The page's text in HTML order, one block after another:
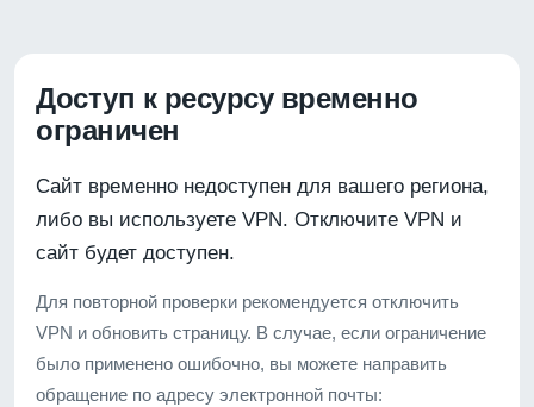
Доступ к ресурсу временно
ограничен
Сайт временно недоступен для вашего региона,
либо вы используете VPN. Отключите VPN и
сайт будет доступен.
Для повторной проверки рекомендуется отключить
VPN и обновить страницу. В случае, если ограничение
было применено ошибочно, вы можете направить
обращение по адресу электронной почты: